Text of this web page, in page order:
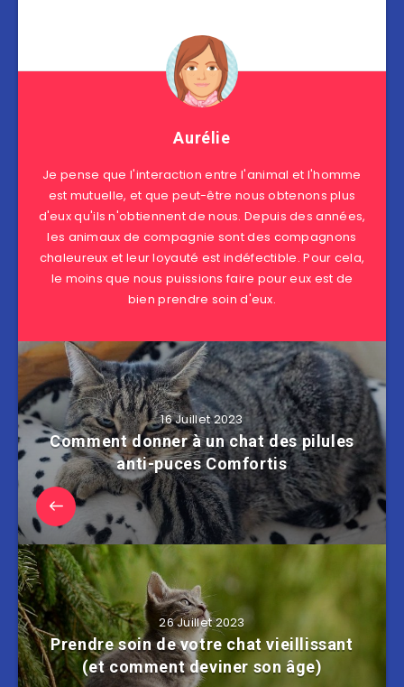
Aurélie
Je pense que l'interaction entre l'animal et l'homme
est mutuelle, et que peut-être nous obtenons plus
d'eux qu'ils n'obtiennent de nous. Depuis des années,
les animaux de compagnie sont des compagnons
chaleureux et leur loyauté est indéfectible. Pour cela,
le moins que nous puissions faire pour eux est de
bien prendre soin d'eux.
16 Juillet 2023
Comment donner à un chat des pilules
anti-puces Comfortis
26 Juillet 2023
Prendre soin de votre chat vieillissant
(et comment deviner son âge)